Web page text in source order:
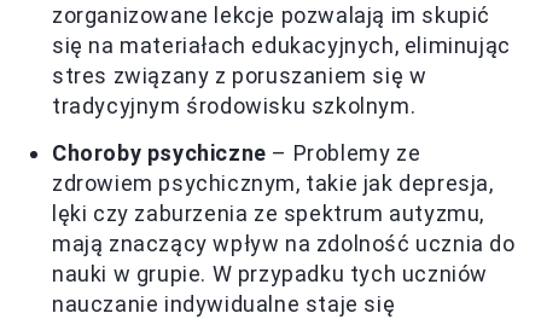
zorganizowane lekcje pozwalają im skupić
się na materiałach edukacyjnych, eliminując
stres związany z poruszaniem się w
tradycyjnym środowisku szkolnym.
Choroby psychiczne – Problemy ze
zdrowiem psychicznym, takie jak depresja,
lęki czy zaburzenia ze spektrum autyzmu,
mają znaczący wpływ na zdolność ucznia do
nauki w grupie. W przypadku tych uczniów
nauczanie indywidualne staje się